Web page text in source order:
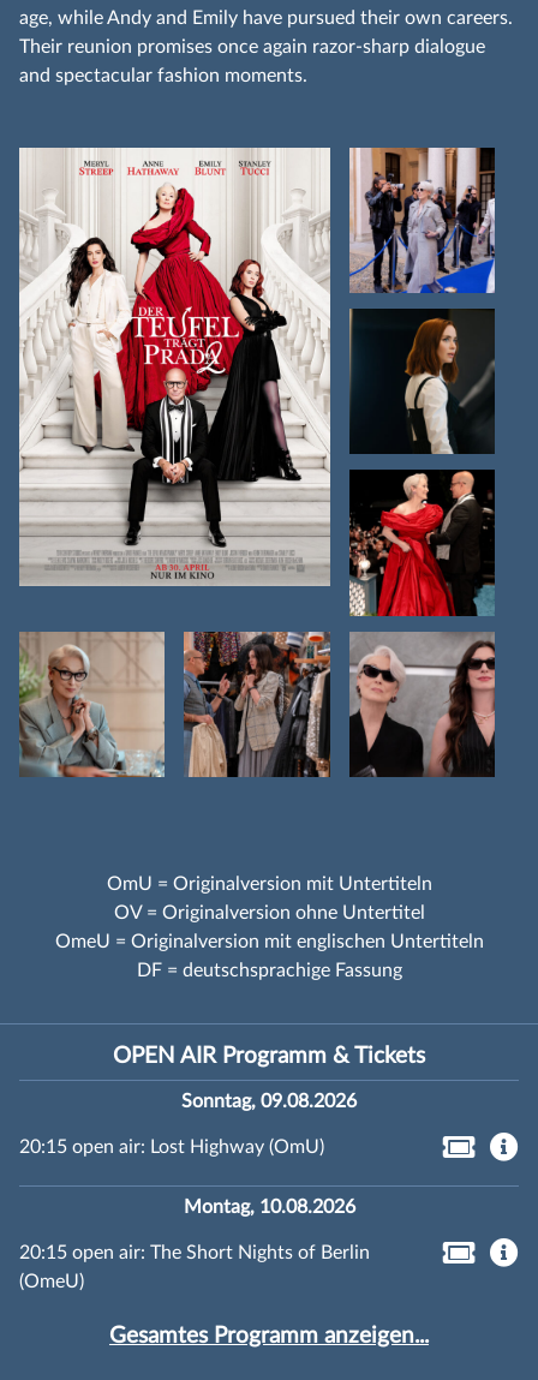
age, while Andy and Emily have pursued their own careers.
Their reunion promises once again razor‑sharp dialogue
and spectacular fashion moments.
OmU = Originalversion mit Untertiteln
OV = Originalversion ohne Untertitel
OmeU = Originalversion mit englischen Untertiteln
DF = deutschsprachige Fassung
OPEN AIR Programm & Tickets
Sonntag, 09.08.2026
20:15 open air: Lost Highway (OmU)
Montag, 10.08.2026
20:15 open air: The Short Nights of Berlin
(OmeU)
Gesamtes Programm anzeigen...